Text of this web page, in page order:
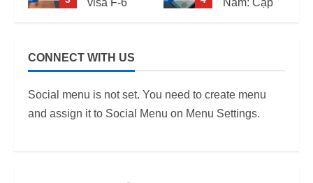
visa F-6
Quy định
từ 2026
Nam: Cập
CONNECT WITH US
Social menu is not set. You need to create menu
and assign it to Social Menu on Menu Settings.